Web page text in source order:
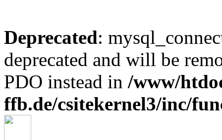
Deprecated:
deprecated and will be
PDO instead in /www/
ffb.de/csitekernel3/inc/